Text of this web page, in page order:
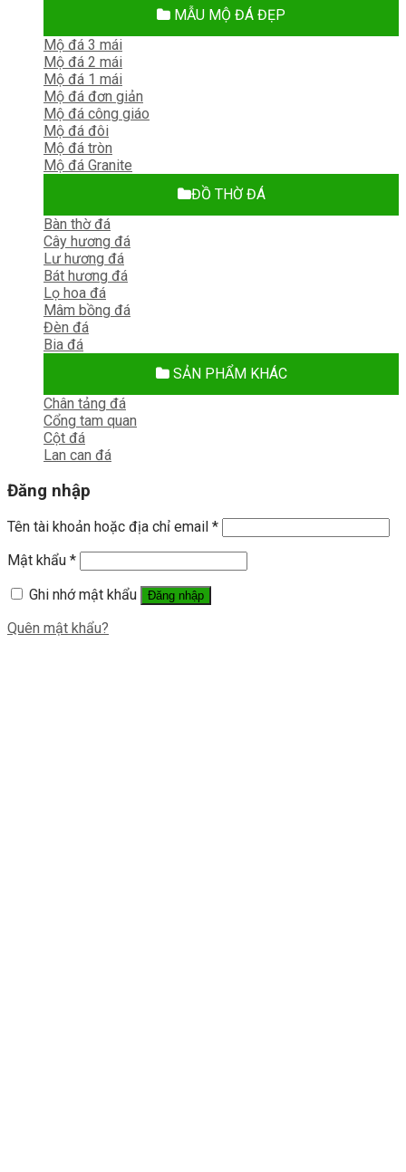
MẪU MỘ ĐÁ ĐẸP
Mộ đá 3 mái
Mộ đá 2 mái
Mộ đá 1 mái
Mộ đá đơn giản
Mộ đá công giáo
Mộ đá đôi
Mộ đá tròn
Mộ đá Granite
ĐỒ THỜ ĐÁ
Bàn thờ đá
Cây hương đá
Lư hương đá
Bát hương đá
Lọ hoa đá
Mâm bồng đá
Đèn đá
Bia đá
SẢN PHẨM KHÁC
Chân tảng đá
Cổng tam quan
Cột đá
Lan can đá
Đăng nhập
Tên tài khoản hoặc địa chỉ email *
Mật khẩu *
Ghi nhớ mật khẩu
Đăng nhập
Quên mật khẩu?